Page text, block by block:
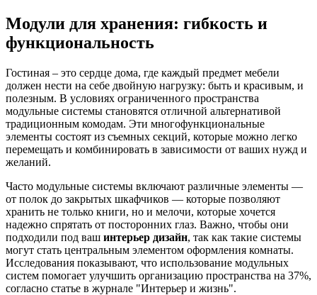
Модули для хранения: гибкость и
функциональность
Гостиная – это сердце дома, где каждый предмет мебели
должен нести на себе двойную нагрузку: быть и красивым, и
полезным. В условиях ограниченного пространства
модульные системы становятся отличной альтернативой
традиционным комодам. Эти многофункциональные
элементы состоят из съемных секций, которые можно легко
перемещать и комбинировать в зависимости от ваших нужд и
желаний.
Часто модульные системы включают различные элементы —
от полок до закрытых шкафчиков — которые позволяют
хранить не только книги, но и мелочи, которые хочется
надежно спрятать от посторонних глаз. Важно, чтобы они
подходили под ваш интерьер дизайн, так как такие системы
могут стать центральным элементом оформления комнаты.
Исследования показывают, что использование модульных
систем помогает улучшить организацию пространства на 37%,
согласно статье в журнале "Интерьер и жизнь".